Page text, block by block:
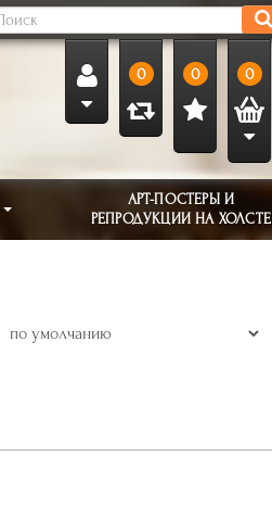
0 0 0
АРТ-ПОСТЕРЫ И
РЕПРОДУКЦИИ НА ХОЛСТЕ